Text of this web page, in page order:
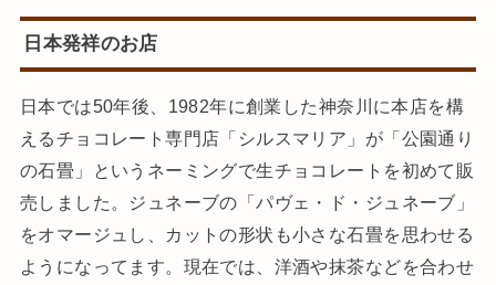
日本発祥のお店
日本では50年後、1982年に創業した神奈川に本店を構
えるチョコレート専門店「シルスマリア」が「公園通り
の石畳」というネーミングで生チョコレートを初めて販
売しました。ジュネーブの「パヴェ・ド・ジュネーブ」
をオマージュし、カットの形状も小さな石畳を思わせる
ようになってます。現在では、洋酒や抹茶などを合わせ